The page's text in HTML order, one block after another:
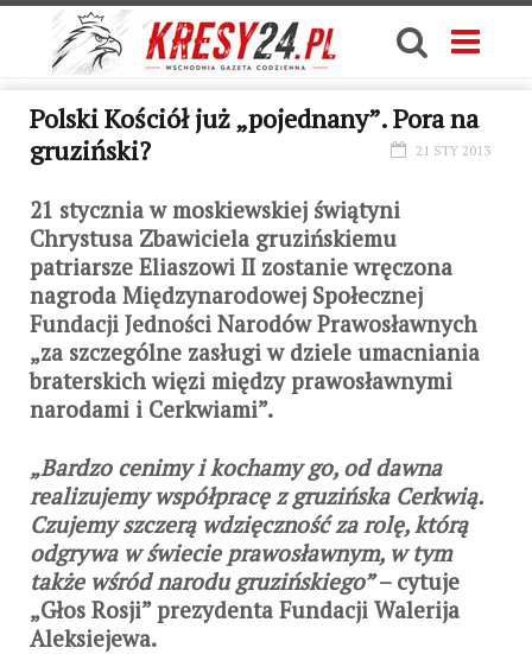
Polski Kościół już „pojednany”. Pora na
gruziński?
21 STY 2013
21 stycznia w moskiewskiej świątyni
Chrystusa Zbawiciela gruzińskiemu
patriarsze Eliaszowi II zostanie wręczona
nagroda Międzynarodowej Społecznej
Fundacji Jedności Narodów Prawosławnych
„za szczególne zasługi w dziele umacniania
braterskich więzi między prawosławnymi
narodami i Cerkwiami”.
„Bardzo cenimy i kochamy go, od dawna
realizujemy współpracę z gruzińska Cerkwią.
Czujemy szczerą wdzięczność za rolę, którą
odgrywa w świecie prawosławnym, w tym
także wśród narodu gruzińskiego”– cytuje
„Głos Rosji” prezydenta Fundacji Walerija
Aleksiejewa.